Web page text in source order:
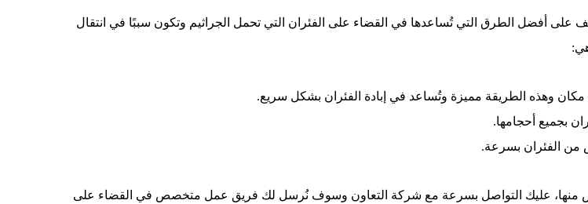
أفضل الطرق التي تُساعدها في القضاء على الفئران التي تحمل الجراثيم وتكون سببًا في انتقال
وهذه الطريقة مميزة وتُساعد في إبادة الفئران بشكل سريع.
بجميع أحجامها.
من الفئران بسرعة.
منها، عليك التواصل بسرعة مع شركة التعاون وسوف نُرسل لك فريق عمل متخصص في القضاء على